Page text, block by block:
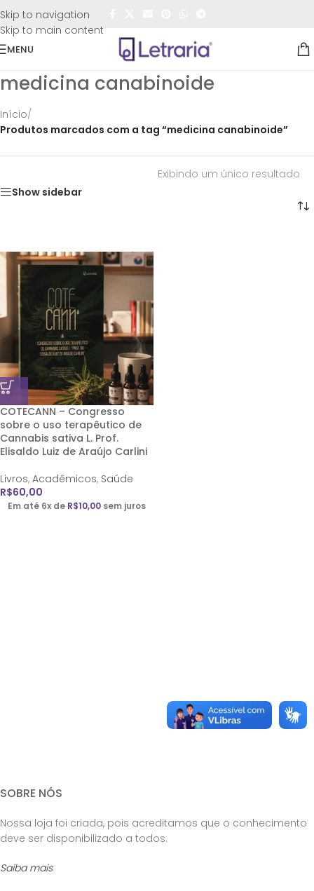
Skip to navigation
Skip to main content
FRETE GRÁTIS
MENU
medicina canabinoide
Início/
Produtos marcados com a tag “medicina canabinoide”
Show sidebar
Exibindo um único resultado
COTECANN – Congresso
sobre o uso terapêutico de
Cannabis sativa L. Prof.
Elisaldo Luiz de Araújo Carlini
Livros, Acadêmicos, Saúde
R$60,00
Em até 6x de R$10,00 sem juros
SOBRE NÓS
Nossa loja foi criada, pois acreditamos que o conhecimento
deve ser disponibilizado a todos.
Saiba mais